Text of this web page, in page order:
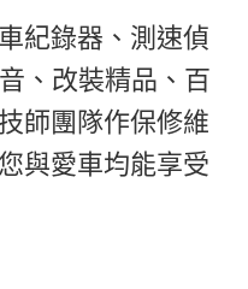
紀錄器、測速偵
、改裝精品、百
師團隊作保修維
與愛車均能享受